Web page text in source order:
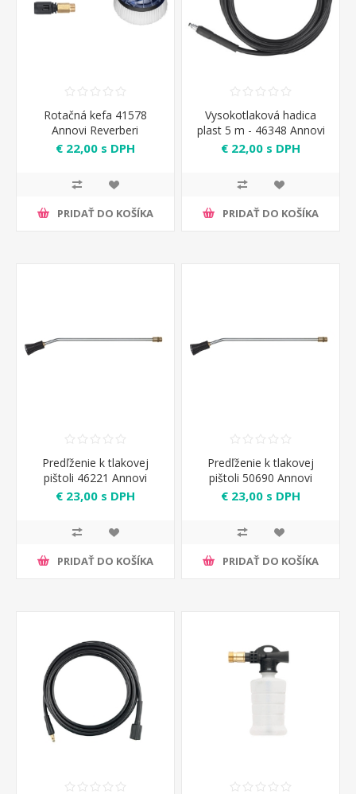
Rotačná kefa 41578
Annovi Reverberi
€ 22,00 s DPH
PRIDAŤ DO KOŠÍKA
Vysokotlaková hadica
plast 5 m - 46348 Annovi
Reverberi
€ 22,00 s DPH
PRIDAŤ DO KOŠÍKA
Predľženie k tlakovej
pištoli 46221 Annovi
Reverberi
€ 23,00 s DPH
PRIDAŤ DO KOŠÍKA
Predľženie k tlakovej
pištoli 50690 Annovi
Reverberi
€ 23,00 s DPH
PRIDAŤ DO KOŠÍKA